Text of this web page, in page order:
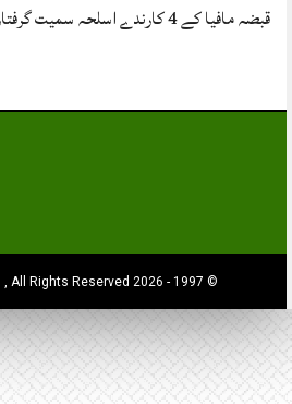
قبضہ مافیا کے 4 کارندے اسلحہ سمیت گرفتار
© 1997 - 2026
, All Rights Reserved®